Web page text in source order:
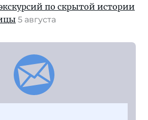
по скрытой истории
5 августа